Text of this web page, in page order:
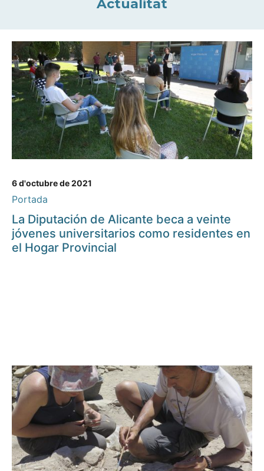
Actualitat
6 d'octubre de 2021
Portada
La Diputación de Alicante beca a veinte
jóvenes universitarios como residentes en
el Hogar Provincial